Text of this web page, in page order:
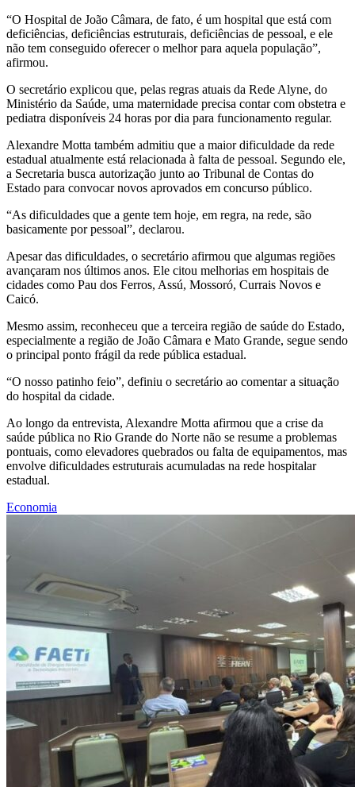
“O Hospital de João Câmara, de fato, é um hospital que está com
deficiências, deficiências estruturais, deficiências de pessoal, e ele
não tem conseguido oferecer o melhor para aquela população”,
afirmou.
O secretário explicou que, pelas regras atuais da Rede Alyne, do
Ministério da Saúde, uma maternidade precisa contar com obstetra e
pediatra disponíveis 24 horas por dia para funcionamento regular.
Alexandre Motta também admitiu que a maior dificuldade da rede
estadual atualmente está relacionada à falta de pessoal. Segundo ele,
a Secretaria busca autorização junto ao Tribunal de Contas do
Estado para convocar novos aprovados em concurso público.
“As dificuldades que a gente tem hoje, em regra, na rede, são
basicamente por pessoal”, declarou.
Apesar das dificuldades, o secretário afirmou que algumas regiões
avançaram nos últimos anos. Ele citou melhorias em hospitais de
cidades como Pau dos Ferros, Assú, Mossoró, Currais Novos e
Caicó.
Mesmo assim, reconheceu que a terceira região de saúde do Estado,
especialmente a região de João Câmara e Mato Grande, segue sendo
o principal ponto frágil da rede pública estadual.
“O nosso patinho feio”, definiu o secretário ao comentar a situação
do hospital da cidade.
Ao longo da entrevista, Alexandre Motta afirmou que a crise da
saúde pública no Rio Grande do Norte não se resume a problemas
pontuais, como elevadores quebrados ou falta de equipamentos, mas
envolve dificuldades estruturais acumuladas na rede hospitalar
estadual.
Economia